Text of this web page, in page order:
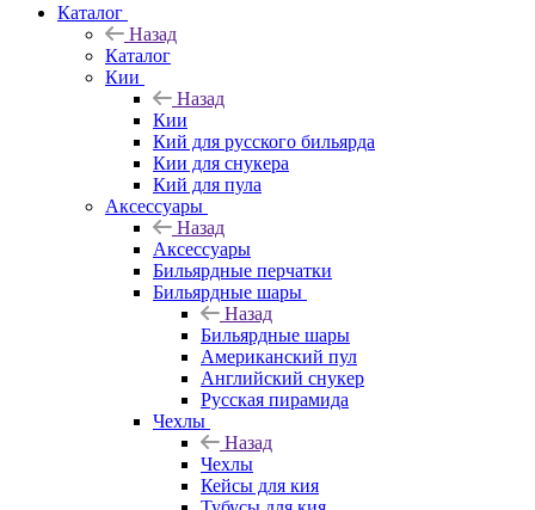
Каталог
Назад
Каталог
Кии
Назад
Кии
Кий для русского бильярда
Кии для снукера
Кий для пула
Аксессуары
Назад
Аксессуары
Бильярдные перчатки
Бильярдные шары
Назад
Бильярдные шары
Американский пул
Английский снукер
Русская пирамида
Чехлы
Назад
Чехлы
Кейсы для кия